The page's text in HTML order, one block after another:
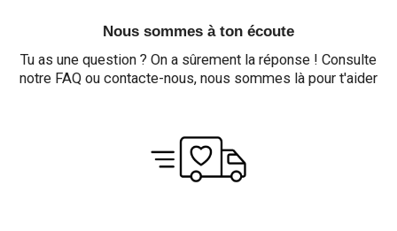
Nous sommes à ton écoute
Tu as une question ? On a sûrement la réponse ! Consulte
notre FAQ ou contacte-nous, nous sommes là pour t'aider